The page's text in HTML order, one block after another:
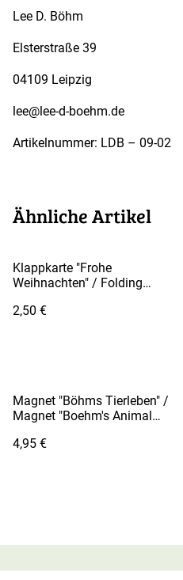
Lee D. Böhm
Elsterstraße 39
04109 Leipzig
lee@lee-d-boehm.de
Artikelnummer: LDB – 09-02
Ähnliche Artikel
Klappkarte "Frohe
Weihnachten" / Folding
2,50 €
Magnet "Böhms Tierleben" /
Magnet "Boehm's Animal
4,95 €